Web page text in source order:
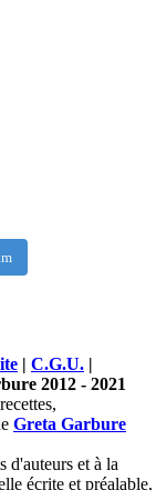
C.G.U.
2012 - 2021
Greta Garbure
d'auteurs et à la
écrite et préalable,